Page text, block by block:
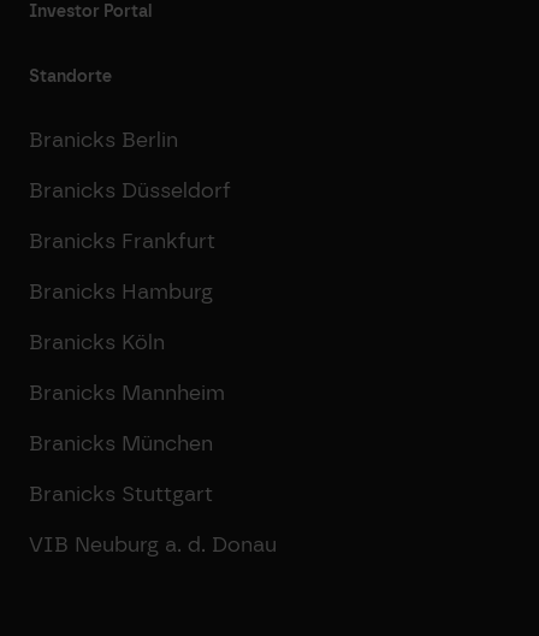
Investor Portal
Standorte
Branicks Berlin
Branicks Düsseldorf
Branicks Frankfurt
Branicks Hamburg
Branicks Köln
Branicks Mannheim
Branicks München
Branicks Stuttgart
VIB Neuburg a. d. Donau